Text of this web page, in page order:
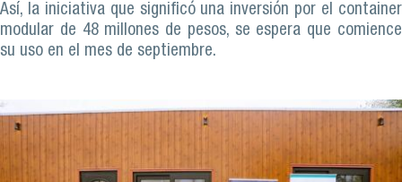
Así, la iniciativa que significó una inversión por el container
modular de 48 millones de pesos, se espera que comience
su uso en el mes de septiembre.